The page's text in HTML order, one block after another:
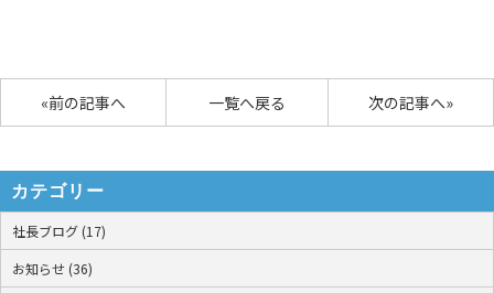
«前の記事へ 次の記事へ»
一覧へ戻る
カテゴリー
社長ブログ (17)
お知らせ (36)